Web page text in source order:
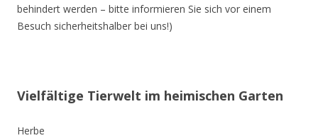
behindert werden – bitte informieren Sie sich vor einem
Besuch sicherheitshalber bei uns!)
Vielfältige Tierwelt im heimischen Garten
Herbe